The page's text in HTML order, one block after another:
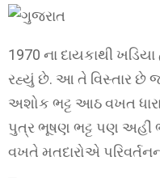
1970 ના દાયકાથી
રહ્યું છે. આ તે વિસ્તાર છે
અશોક ભટ્ટ આઠ વખત
પુત્ર ભૂષણ ભટ્ટ પણ અહીં
વખતે મતદારોએ